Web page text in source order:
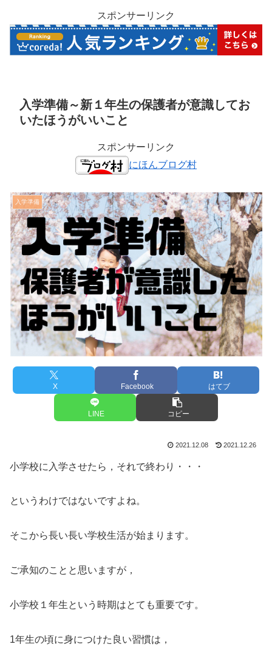
スポンサーリンク
入学準備～新１年生の保護者が意識してお
いたほうがいいこと
スポンサーリンク
にほんブログ村
入学準備
X Facebook はてブ
LINE コピー
2021.12.08 2021.12.26
小学校に入学させたら，それで終わり・・・
というわけではないですよね。
そこから長い長い学校生活が始まります。
ご承知のことと思いますが，
小学校１年生という時期はとても重要です。
1年生の頃に身につけた良い習慣は，